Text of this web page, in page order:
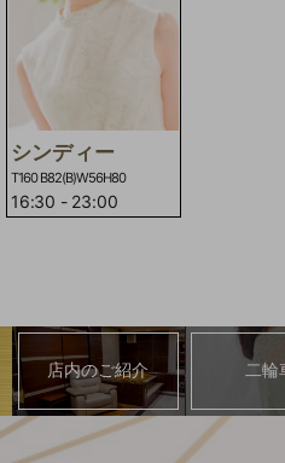
シンディー
T160 B82(B)W56H80
16:30 - 23:00
店内のご紹介 二輪